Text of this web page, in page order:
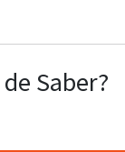
Saber?